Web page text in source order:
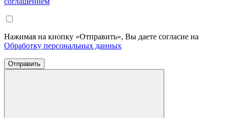
Нажимая на кнопку «Отправить», Вы даете согласие на
Обработку персональных данных
Отправить